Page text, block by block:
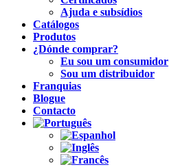
Ajuda e subsídios
Catálogos
Produtos
¿Dónde comprar?
Eu sou um consumidor
Sou um distribuidor
Franquias
Blogue
Contacto